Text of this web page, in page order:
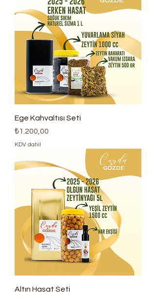
Ege Kahvaltısı Seti
Fiyat
₺1.200,00
KDV dahil
Altın Hasat Seti